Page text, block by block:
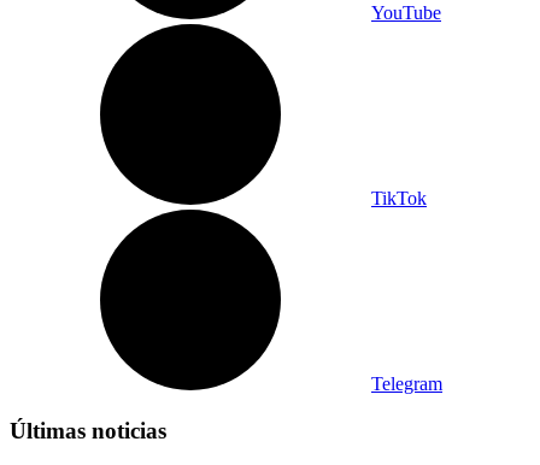
YouTube
TikTok
Telegram
Últimas noticias